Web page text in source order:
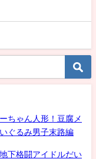
ちゃん人形！豆腐メ
ぐるみ男子末路編
下格闘アイドルだい